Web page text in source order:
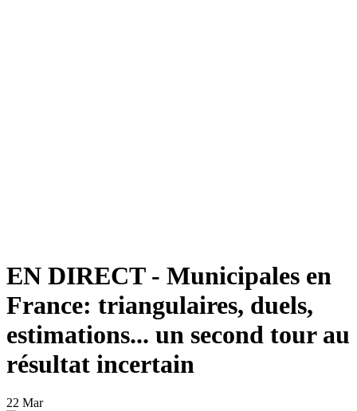
EN DIRECT - Municipales en
France: triangulaires, duels,
estimations... un second tour au
résultat incertain
22 Mar